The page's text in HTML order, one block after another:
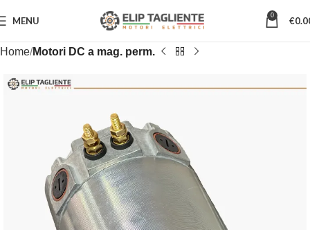
MENU 0 €
Home Motori DC a mag. perm.